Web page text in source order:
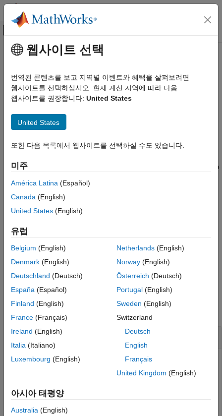
콘텐츠로 바로 가기
오프캔버스 탐색 메뉴 토글
문서 홈
Lidar Toolbox
Registration and SLAM
poseGraph
Syntax
Examples
Input Arguments
Output Arguments
주요 콘텐츠
poseGraph
Create 2-D pose graph from lidar scan map
Since R2022b
Syntax
Description
pGraph
creates a pose graph from the
graph for inspection, visualization, and pose graph optimization.
This function requires Navigation Toolbox™ version 2.3 or
To optimize the pose graph output, use theoptimizePoseGraph
(Navigation Toolbox)
Examples
Create Pose Graph from 2-D Lidar Scans
Load a MAT file containing 2-D lidar scans into the
data = load(
웹사이트 선택
번역된 콘텐츠를 보고 지역별 이벤트와 혜택을 살펴보려면
웹사이트를 선택하십시오. 현재 계신 지역에 따라 다음
웹사이트를 권장합니다: United States
United States
또한 다음 목록에서 웹사이트를 선택하실 수도 있습니다.
미주
América Latina (Español)
Canada (English)
United States (English)
유럽
Belgium (English)
Denmark (English)
Deutschland (Deutsch)
España (Español)
Finland (English)
France (Français)
Ireland (English)
Italia (Italiano)
Luxembourg (English)
Netherlands(English)
Norway(English)
Österreich (Deutsch)
Portugal(English)
Sweden (English)
Switzerland
Deutsch
English
Français
United Kingdom (English)
아시아 태평양
Australia (English)